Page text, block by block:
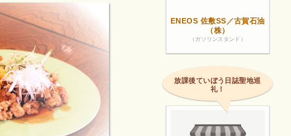
ENEOS 佐敷SS／古賀石油
（株）
（ガソリンスタンド）
放課後ていぼう日誌聖地巡
礼！